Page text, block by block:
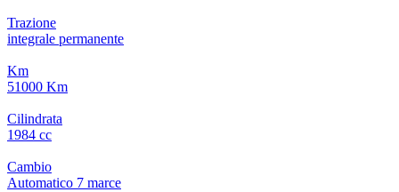
Trazione
integrale permanente
Km
51000 Km
Cilindrata
1984 cc
Cambio
Automatico 7 marce